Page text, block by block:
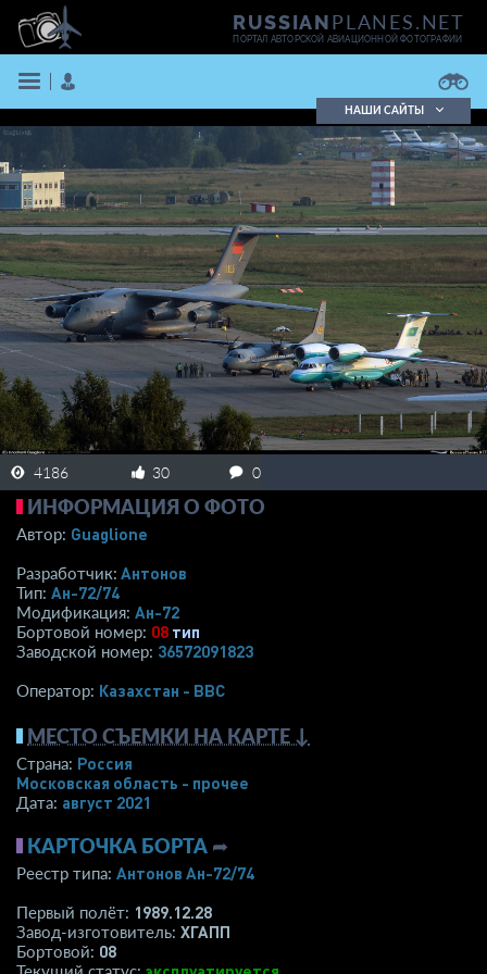
RUSSIANPLANES.NET
ПОРТАЛ АВТОРСКОЙ АВИАЦИОННОЙ ФОТОГРАФИИ
ВОЙТИ
ЗАРЕГИСТРИРОВАТЬСЯ
Поиск фотографий
Поиск в реестре
Кратко
Подробно
НАШИ САЙТЫ
4186 30 0
ИНФОРМАЦИЯ О ФОТО
Автор: Guaglione
Разработчик: Антонов
Тип: Ан-72/74
Модификация: Ан-72
Бортовой номер: 08 тип
Заводской номер: 36572091823
Оператор: Казахстан - ВВС
МЕСТО СЪЕМКИ НА КАРТЕ ↓
Страна: Россия
Московская область - прочее
Дата: август 2021
КАРТОЧКА БОРТА ➦
Реестр типа: Антонов Ан-72/74
Первый полёт: 1989.12.28
Завод-изготовитель: ХГАПП
Бортовой: 08